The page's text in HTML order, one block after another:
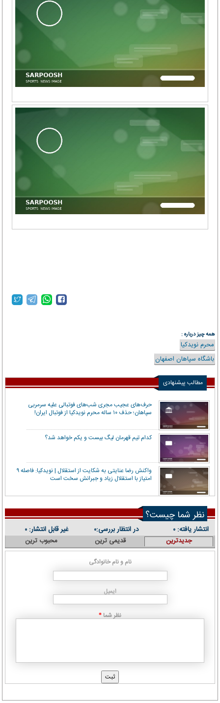
همه چیز درباره :
محرم نویدکیا
باشگاه سپاهان اصفهان
مطالب پیشنهادی
حرف‌های عجیب مجری شب‌های فوتبالی علیه سرمربی
سپاهان؛ حذف ۱۰ ساله محرم نویدکیا از فوتبال ایران!
کدام تیم قهرمان لیگ بیست و یکم خواهد شد؟
واکنش رضا عنایتی به شکایت از استقلال | نویدکیا: فاصله ۹
امتیاز با استقلال زیاد و جبرانش سخت است
نظر شما چیست؟
انتشار یافته: ۰ در انتظار بررسی:۰ غیر قابل انتشار: ۰
جدیدترین قدیمی ترین محبوب ترین
نام و نام خانوادگی
ایمیل
نظر شما *